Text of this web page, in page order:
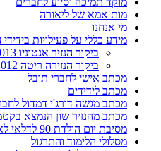
מות אמא של ליאורה
מי אנחנו
מידע כללי על פעילויות
ביקור הנזיר אנטוניו 2013 Antonio Sata visit in Israel
ביקור הנזירה ריטה 2012 Ani Rita’s visit in Israel
מכתב אישי לחברי תובל
מכתב לידידים
מכתב מגשה דורג'י דמדול
מכתב מהנזיר שון הנמצא
מסיבת יום הולדת 90 לדלאי לאמה – כפר מונש 5.7.25
מסלולי הלימוד והתרגול